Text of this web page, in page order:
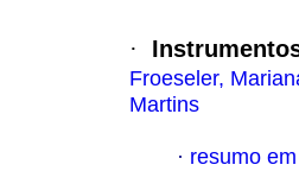
·
Froeseler,
Martins
· resumo